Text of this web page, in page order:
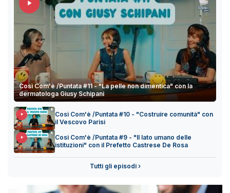
Così Com'è /Puntata #11 - "La pelle non dimentica" con la
dermatologa Giusy Schipani
Così Com'è /Puntata #10 - "Costruire comunità" con
il Vescovo Parisi
Così Com'è /Puntata #9 - "Il lato umano delle
istituzioni" con il Prefetto Castrese De Rosa
Tutti gli episodi ›